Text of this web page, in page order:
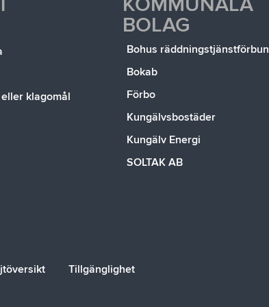
klagomål
BOLAG
Bohus
Bokab
Förbo
Kungälvsbostäder
Kungälv Energi
SOLTAK AB
Tillgänglighet